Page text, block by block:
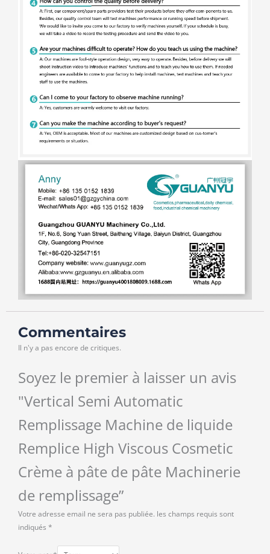
Commentaires
Il n'y a pas encore de critiques.
Soyez le premier à laisser un avis
"Vertical Semi Automatic
Remplissage Machine de liquide
Remplice High Viscous Cosmetic
Crème à pâte de pâte Machinerie
de remplissage”
Votre adresse email ne sera pas publiée. les champs requis sont
indiqués *